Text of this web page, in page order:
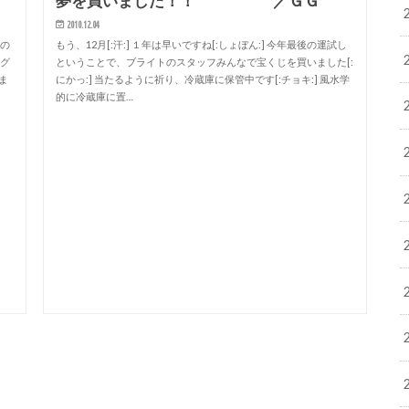
2010.12.04
もう、12月[:汗:] １年は早いですね[:しょぼん:] 今年最後の運試し
ということで、ブライトのスタッフみんなで宝くじを買いました[:
にかっ:] 当たるように祈り、冷蔵庫に保管中です[:チョキ:] 風水学
的に冷蔵庫に置…